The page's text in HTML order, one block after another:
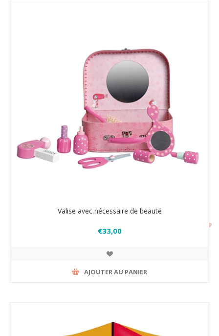
Valise avec nécessaire de beauté
€33,00
AJOUTER AU PANIER